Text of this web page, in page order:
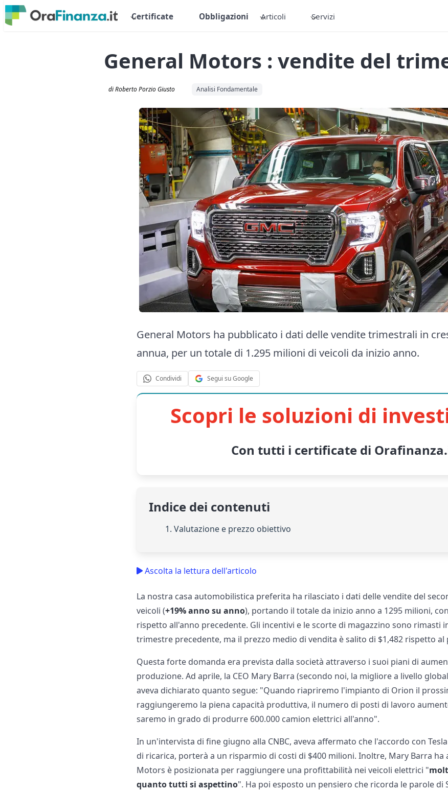
Certificate Obbligazioni Articoli Servizi
General Motors : vendite del
di Roberto Porzio Giusto Analisi Fondamentale
General Motors ha pubblicato i dati delle vendite trimestrali in
annua, per un totale di 1.295 milioni di veicoli da inizio anno.
Condividi Segui su Google
Scopri le soluzioni di
Con tutti i certificate di
Indice dei contenuti
1. Valutazione e prezzo obiettivo
Ascolta la lettura dell'articolo
La nostra casa automobilistica preferita ha rilasciato i dati delle vendite del
veicoli (+19% anno su anno), portando il totale da inizio anno a 1295 milioni,
rispetto all'anno precedente. Gli incentivi e le scorte di magazzino sono rimasti
trimestre precedente, ma il prezzo medio di vendita è salito di $1,482 rispetto
Questa forte domanda era prevista dalla società attraverso i suoi piani di
produzione. Ad aprile, la CEO Mary Barra (secondo noi, la migliore a livello
aveva dichiarato quanto segue: "Quando riapriremo l'impianto di Orion il
raggiungeremo la piena capacità produttiva, il numero di posti di lavoro
saremo in grado di produrre 600.000 camion elettrici all'anno".
In un'intervista di fine giugno alla CNBC, aveva affermato che l'accordo con
di ricarica, porterà a un risparmio di costi di $400 milioni. Inoltre, Mary Barra ha
Motors è posizionata per raggiungere una profittabilità nei veicoli elettrici "
quanto tutti si aspettino". Ha poi esposto un pensiero che ricorda le parole di